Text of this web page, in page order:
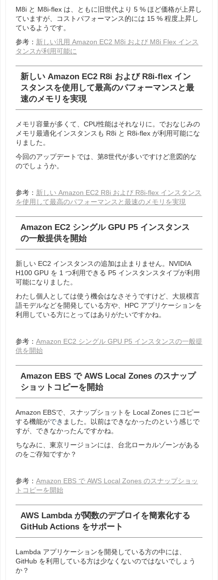
M8i と M8i-flex は、ともに旧世代より 5 % ほど価格が上昇し
ていますが、コストパフォーマンス的には 15 % 程度上昇し
ているようです。
参考： 新しい汎用 Amazon EC2 M8i および M8i Flex インス
タンスが利用可能に
新しい Amazon EC2 R8i および R8i-flex イン
スタンスを使用して最高のパフォーマンスと最
速のメモリを実現
メモリ容量が多くて、CPU性能はそれなりに。でおなじみの
メモリ最適化インスタンスも R8i と R8i-flex が利用可能にな
りました。
今回のアップデートでは、第8世代が多いですけど意図的な
のでしょうか。
参考： 新しい Amazon EC2 R8i および R8i-flex インスタンス
を使用して最高のパフォーマンスと最速のメモリを実現
Amazon EC2 シングル GPU P5 インスタンス
の一般提供を開始
新しい EC2 インスタンスの追加は止まりません。NVIDIA
H100 GPU を 1 つ利用できる P5 インスタンスタイプが利用
可能になりました。
わたし個人としては使う機会はなさそうですけど、大規模言
語モデルなどを開発している方や、HPC アプリケーションを
利用している方にとってはありがたいですかね。
参考： Amazon EC2 シングル GPU P5 インスタンスの一般提
供を開始
Amazon EBS で AWS Local Zones のスナップ
ショットコピーを開始
Amazon EBSで、スナップショットを Local Zones にコピー
する機能ができ ました。以前はできなかったのという感じで
すが、できなかったんですかね。
ちなみに、東京リージョンには、台北ローカルゾーンがある
のをご存知ですか？
参考： Amazon EBS で AWS Local Zones のスナップショッ
トコピーを開始
AWS Lambda が関数のデプロイを簡素化する
GitHub Actions をサポート
Lambda アプリケーションを開発している方の中には、
GitHub を利用している方は少なくないのではないでしょう
か？